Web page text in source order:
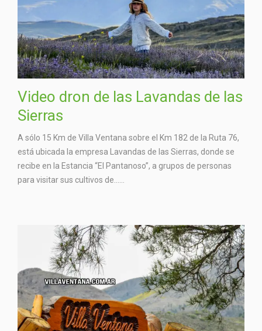
Video dron de las Lavandas de las
Sierras
A sólo 15 Km de Villa Ventana sobre el Km 182 de la Ruta 76,
está ubicada la empresa Lavandas de las Sierras, donde se
recibe en la Estancia “El Pantanoso”, a grupos de personas
para visitar sus cultivos de…...